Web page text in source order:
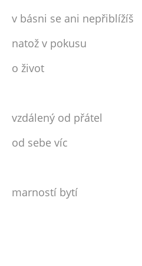
v básni se ani nepřiblížíš
natož v pokusu
o život
vzdálený od přátel
od sebe víc
marností bytí